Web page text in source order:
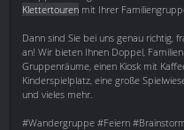
Klettertouren mit Ihrer
Dann sind Sie bei uns genau richtig,
an! Wir bieten Ihnen Doppel,
Gruppenräume, einen Kiosk mit
Kinderspielplatz, eine große
und vieles mehr.
#Wandergruppe #Feiern